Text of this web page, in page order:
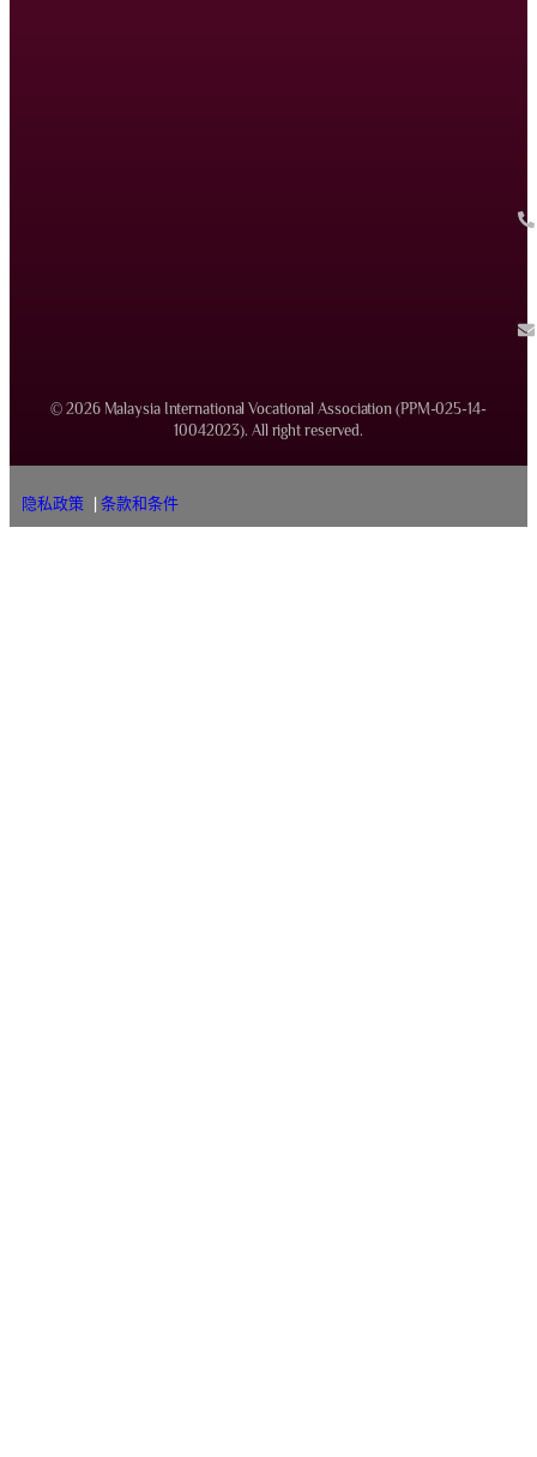
© 2026 Malaysia International Vocational Association (PPM-025-14-
10042023). All right reserved.
隐私政策|条款和条件